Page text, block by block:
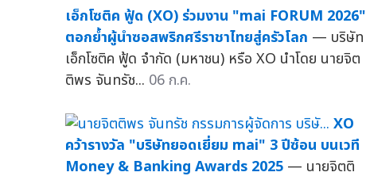
เอ็กโซติค ฟู้ด (XO) ร่วมงาน "mai FORUM 2026"
ตอกย้ำผู้นำซอสพริกศรีราชาไทยสู่ครัวโลก — บริษัท
เอ็กโซติค ฟู้ด จำกัด (มหาชน) หรือ XO นำโดย นายจิต
ติพร จันทรัช... 06 ก.ค.
XO
คว้ารางวัล "บริษัทยอดเยี่ยม mai" 3 ปีซ้อน บนเวที
Money & Banking Awards 2025 — นายจิตติ